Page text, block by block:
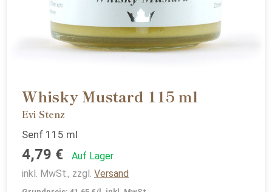
Whisky Mustard 115 ml
Evi Stenz
Senf 115 ml
4,79 €
Auf Lager
inkl. MwSt., zzgl. Versand